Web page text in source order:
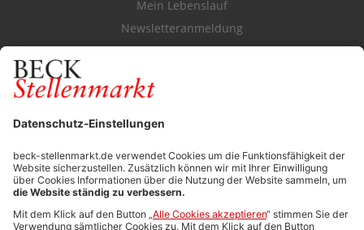
Mein Lebenslauf
Newsletteranmeldung
Durchsuchen Sie den Stellenkatalog
FÜR ARBEITGEBER
Stellenmarktpreise
Anzeigen-AGB
Media-Daten
Newsletteranmeldung
Produktübersicht